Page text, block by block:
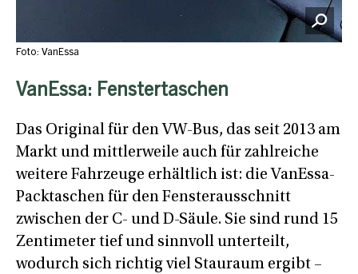
Foto: VanEssa
VanEssa: Fenstertaschen
Das Original für den VW-Bus, das seit 2013 am
Markt und mittlerweile auch für zahlreiche
weitere Fahrzeuge erhältlich ist: die VanEssa-
Packtaschen für den Fensterausschnitt
zwischen der C- und D-Säule. Sie sind rund 15
Zentimeter tief und sinnvoll unterteilt,
wodurch sich richtig viel Stauraum ergibt –